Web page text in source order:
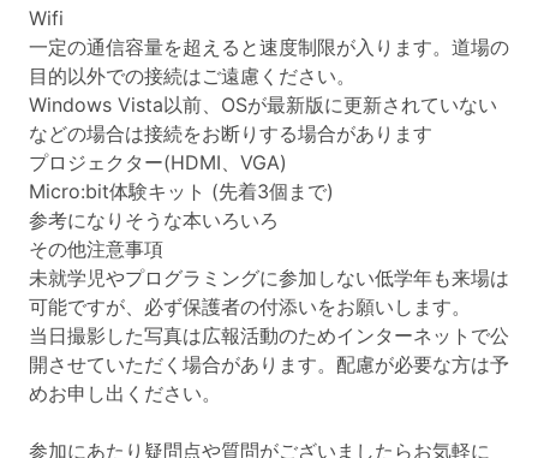
Wifi
一定の通信容量を超えると速度制限が入ります。道場の
目的以外での接続はご遠慮ください。
Windows Vista以前、OSが最新版に更新されていない
などの場合は接続をお断りする場合があります
プロジェクター(HDMI、VGA)
Micro:bit体験キット (先着3個まで)
参考になりそうな本いろいろ
その他注意事項
未就学児やプログラミングに参加しない低学年も来場は
可能ですが、必ず保護者の付添いをお願いします。
当日撮影した写真は広報活動のためインターネットで公
開させていただく場合があります。配慮が必要な方は予
めお申し出ください。
参加にあたり疑問点や質問がございましたらお気軽に